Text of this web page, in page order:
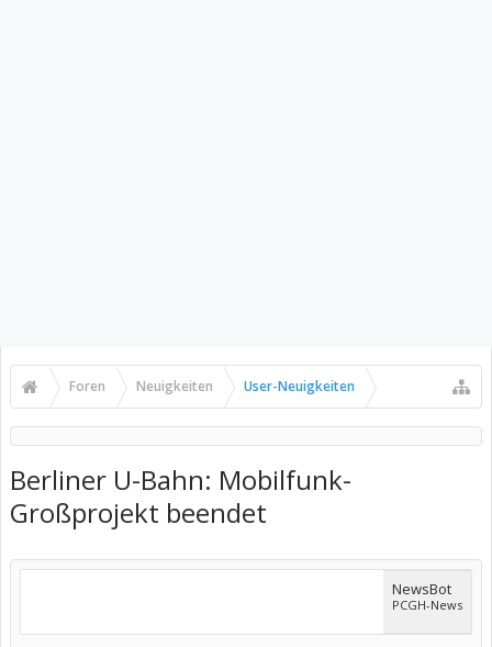
Foren Neuigkeiten User-Neuigkeiten
Berliner U-Bahn: Mobilfunk-
Großprojekt beendet
NewsBot
PCGH-News